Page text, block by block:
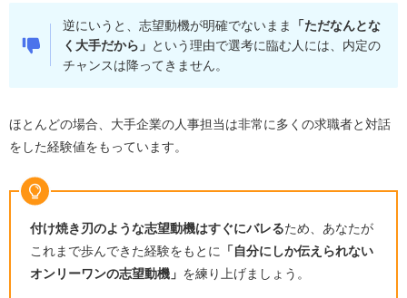
逆にいうと、志望動機が明確でないまま
「ただなんとな
く大手だから」 という理由で選考に臨む人には、内定の
チャンスは降ってきません。
ほとんどの場合、大手企業の人事担当は非常に多くの求職者と対話
をした経験値をもっています。
付け焼き刃のような志望動機はすぐにバレるため、あなたが
これまで歩んできた経験をもとに
「自分にしか伝えられない
オンリーワンの志望動機」 を練り上げましょう。